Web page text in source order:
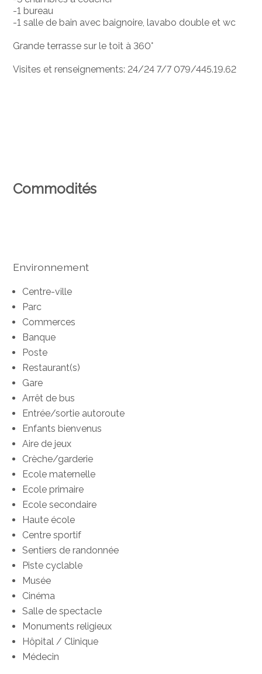
-1 bureau
-1 salle de bain avec baignoire, lavabo double et wc
Grande terrasse sur le toit à 360°
Visites et renseignements: 24/24 7/7 079/445.19.62
Commodités
Environnement
Centre-ville
Parc
Commerces
Banque
Poste
Restaurant(s)
Gare
Arrêt de bus
Entrée/sortie autoroute
Enfants bienvenus
Aire de jeux
Crèche/garderie
Ecole maternelle
Ecole primaire
Ecole secondaire
Haute école
Centre sportif
Sentiers de randonnée
Piste cyclable
Musée
Cinéma
Salle de spectacle
Monuments religieux
Hôpital / Clinique
Médecin